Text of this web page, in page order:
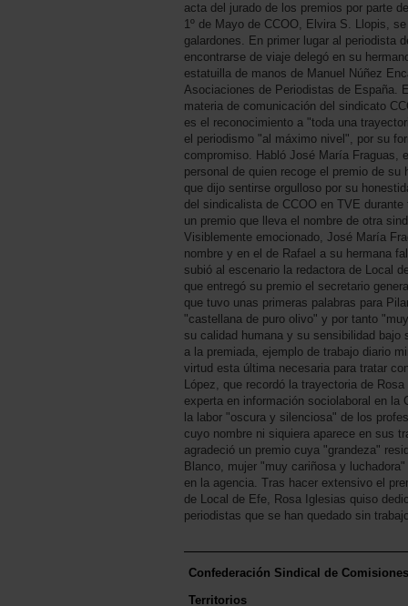
acta del jurado de los premios por parte
1º de Mayo de CCOO, Elvira S. Llopis,
galardones. En primer lugar al periodista
encontrarse de viaje delegó en su
estatuilla de manos de Manuel Núñez
Asociaciones de Periodistas de España.
materia de comunicación del sindicato
es el reconocimiento a "toda una
el periodismo "al máximo nivel", por su
compromiso. Habló José María Fraguas,
personal de quien recoge el premio de su
que dijo sentirse orgulloso por su
del sindicalista de CCOO en TVE
un premio que lleva el nombre de otra
Visiblemente emocionado, José María
nombre y en el de Rafael a su hermana
subió al escenario la redactora de Local
que entregó su premio el secretario
que tuvo unas primeras palabras para
"castellana de puro olivo" y por tanto
su calidad humana y su sensibilidad bajo
a la premiada, ejemplo de trabajo diario
virtud esta última necesaria para tratar
López, que recordó la trayectoria de
experta en información sociolaboral en la
la labor "oscura y silenciosa" de los
cuyo nombre ni siquiera aparece en sus
agradeció un premio cuya "grandeza"
Blanco, mujer "muy cariñosa y
en la agencia. Tras hacer extensivo el
de Local de Efe, Rosa Iglesias quiso
periodistas que se han quedado sin
Confederación Sindical de
Territorios